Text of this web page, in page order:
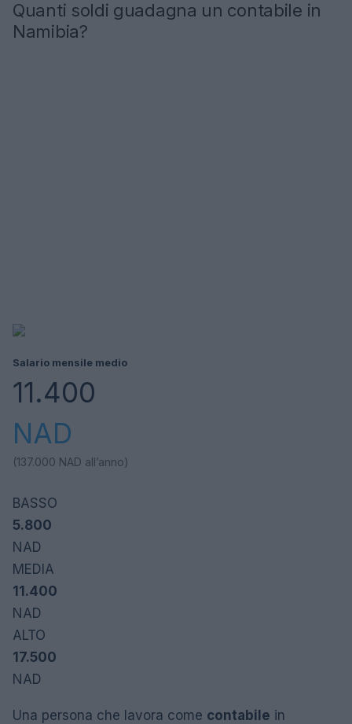
Quanti soldi guadagna un contabile in
Namibia?
Salario mensile medio
11.400
NAD
(137.000 NAD all’anno)
BASSO
5.800
NAD
MEDIA
11.400
NAD
ALTO
17.500
NAD
Una persona che lavora come contabile in